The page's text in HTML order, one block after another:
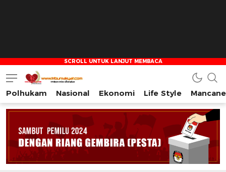
Tribun Rakyat
Tulus – Terdepan – Diharapkan
Polhukam Nasional Ekonomi Life Style